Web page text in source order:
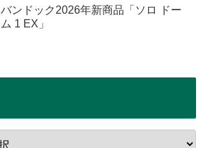
バンドック2026年新商品「ソロ ドー
ム 1 EX」